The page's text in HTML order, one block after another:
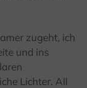
zugeht, ich
und ins
Lichter. All